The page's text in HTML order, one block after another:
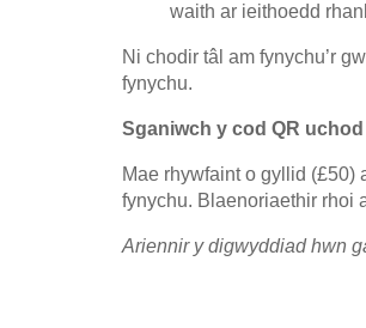
waith ar ieithoedd
Ni chodir tâl am fynychu’r
fynychu.
Sganiwch y cod QR
Mae rhywfaint o gyllid (£50)
fynychu. Blaenoriaethir rhoi
Ariennir y digwyddiad hwn